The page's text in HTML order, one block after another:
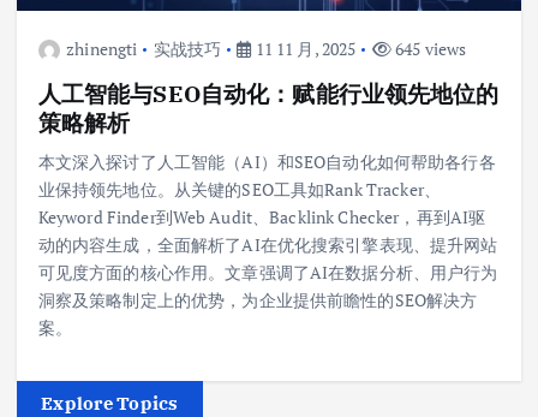
zhinengti 实战技巧 11 11 月, 2025 645 views
人工智能与SEO自动化：赋能行业领先地位的
策略解析
本文深入探讨了人工智能（AI）和SEO自动化如何帮助各行各
业保持领先地位。从关键的SEO工具如Rank Tracker、
Keyword Finder到Web Audit、Backlink Checker，再到AI驱
动的内容生成，全面解析了AI在优化搜索引擎表现、提升网站
可见度方面的核心作用。文章强调了AI在数据分析、用户行为
洞察及策略制定上的优势，为企业提供前瞻性的SEO解决方
案。
Explore Topics